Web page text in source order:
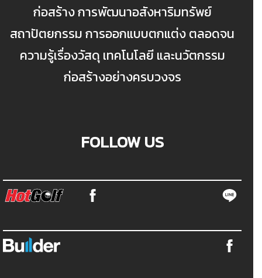
ก่อสร้าง การพัฒนาอสังหาริมทรัพย์
สถาปัตยกรรม การออกแบบตกแต่ง ตลอดจน
ความรู้เรื่องวัสดุ เทคโนโลยี และนวัตกรรม
ก่อสร้างอย่างครบวงจร
FOLLOW US